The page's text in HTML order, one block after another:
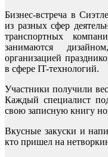
Бизнес-встреча в
из разных сфер
транспортных
занимаются
организацией
в сфере IT-технологий.
Участники получили
Каждый специалист
свою записную книгу
Вкусные закуски и
кто пришел на